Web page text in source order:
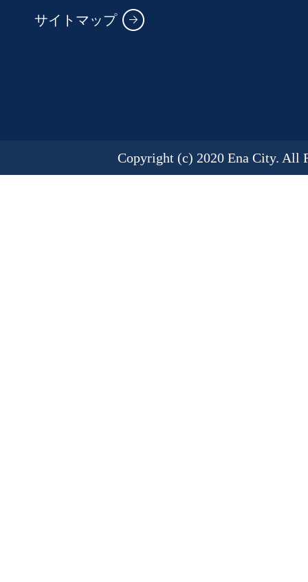
サイトマップ
Copyright (c) 2020 Ena City. All